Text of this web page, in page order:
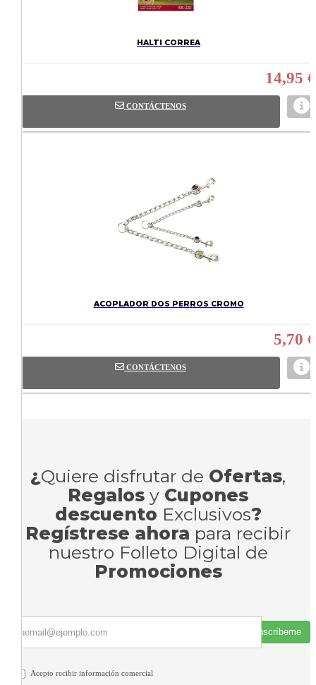
HALTI CORREA
14,95 €
CONTÁCTENOS
ACOPLADOR DOS PERROS CROMO
5,70 €
CONTÁCTENOS
¿Quiere disfrutar de Ofertas,
Regalos y Cupones
descuento Exclusivos?
Regístrese ahora para recibir
nuestro Folleto Digital de
Promociones
Suscríbeme
Acepto recibir información comercial